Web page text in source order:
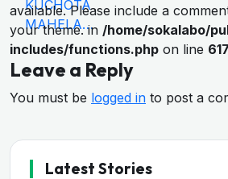
available. Please include a
your theme. in /home/sokalabo/
includes/functions.php on line
Leave a Reply
You must be logged in to post a
Latest Stories